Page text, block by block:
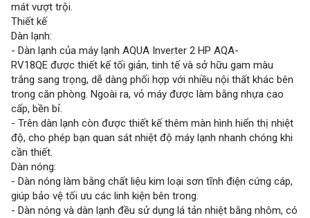
mát vượt trội.
Thiết kế
Dàn lạnh:
- Dàn lạnh của máy lạnh AQUA Inverter 2 HP AQA-
RV18QE được thiết kế tối giản, tinh tế và sở hữu gam màu
trắng sang trọng, dễ dàng phối hợp với nhiều nội thất khác bên
trong căn phòng. Ngoài ra, vỏ máy được làm bằng nhựa cao
cấp, bền bỉ.
- Trên dàn lạnh còn được thiết kế thêm màn hình hiển thị nhiệt
độ, cho phép bạn quan sát nhiệt độ máy lạnh nhanh chóng khi
cần thiết.
Dàn nóng:
- Dàn nóng làm bằng chất liệu kim loại sơn tĩnh điện cứng cáp,
giúp bảo vệ tối ưu các linh kiện bên trong.
- Dàn nóng và dàn lạnh đều sử dụng lá tản nhiệt bằng nhôm, có